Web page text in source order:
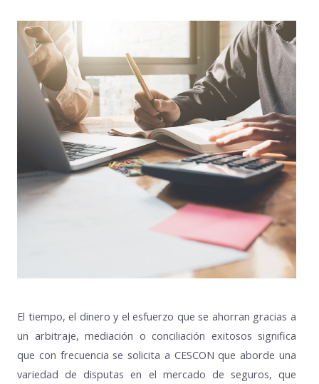
El tiempo, el dinero y el esfuerzo que se ahorran gracias a
un arbitraje, mediación o conciliación exitosos significa
que con frecuencia se solicita a CESCON que aborde una
variedad de disputas en el mercado de seguros, que